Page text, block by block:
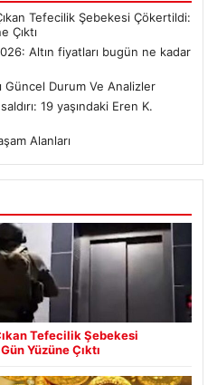
Tefecilik Şebekesi Çökertildi:
Çıktı
Altın fiyatları bugün ne kadar
Güncel Durum Ve Analizler
19 yaşındaki Eren K.
Alanları
Tefecilik Şebekesi
Yüzüne Çıktı